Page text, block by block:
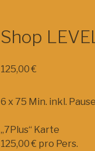
Shop
125,00€
6 x 75 Min. inkl. Pause
„7Plus“ Karte
125,00 € pro Pers.